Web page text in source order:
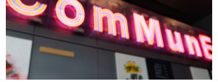
#SHOPPING ADDICT #憧れの逸品
#ESSENTIAL DESIGNS #古着サミット
#NEW VINTAGE #マイナーグッド図鑑
#路地裏てぃーん。 #MONTHLY JOURNAL
#GH 銘品の所以 #フイナムのYouTube